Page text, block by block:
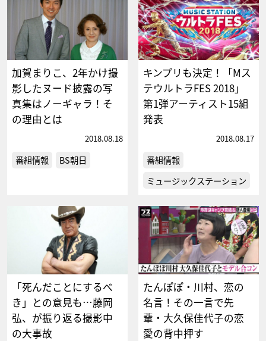
加賀まりこ、2年かけ撮
影したヌード披露の写
真集はノーギャラ！そ
の理由とは
2018.08.18
番組情報 BS朝日
キンプリも決定！「Mス
テウルトラFES 2018」
第1弾アーティスト15組
発表
2018.08.17
番組情報
ミュージックステーション
「死んだことにするべ
き」との意見も…藤岡
弘、が振り返る撮影中
の大事故
たんぽぽ・川村、恋の
名言！その一言で先
輩・大久保佳代子の恋
愛の背中押す